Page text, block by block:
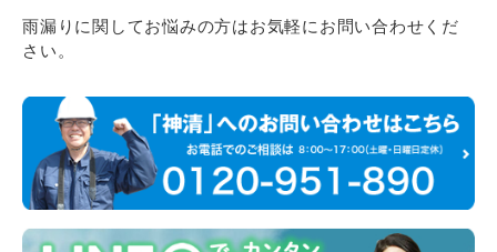
雨漏りに関してお悩みの方はお気軽にお問い合わせくだ
さい。